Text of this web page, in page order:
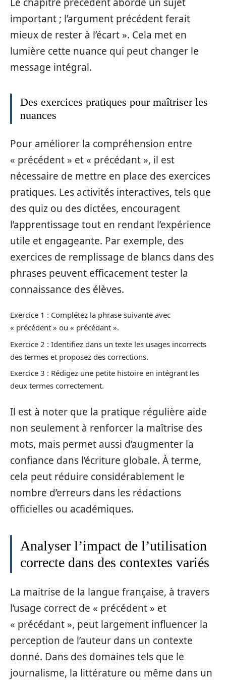
important ; l’argument précédent ferait
mieux de rester à l’écart ». Cela met en
lumière cette nuance qui peut changer le
message intégral.
Des exercices pratiques pour maîtriser les
nuances
Pour améliorer la compréhension entre
« précédent » et « précédant », il est
nécessaire de mettre en place des exercices
pratiques. Les activités interactives, tels que
des quiz ou des dictées, encouragent
l’apprentissage tout en rendant l’expérience
utile et engageante. Par exemple, des
exercices de remplissage de blancs dans des
phrases peuvent efficacement tester la
connaissance des élèves.
Exercice 1 : Complétez la phrase suivante avec
« précédent » ou « précédant ».
Exercice 2 : Identifiez dans un texte les usages incorrects
des termes et proposez des corrections.
Exercice 3 : Rédigez une petite histoire en intégrant les
deux termes correctement.
Il est à noter que la pratique régulière aide
non seulement à renforcer la maîtrise des
mots, mais permet aussi d’augmenter la
confiance dans l’écriture globale. À terme,
cela peut réduire considérablement le
nombre d’erreurs dans les rédactions
officielles ou académiques.
Analyser l’impact de l’utilisation
correcte dans des contextes variés
La maitrise de la langue française, à travers
l’usage correct de « précédent » et
« précédant », peut largement influencer la
perception de l’auteur dans un contexte
donné. Dans des domaines tels que le
journalisme, la littérature ou même dans un